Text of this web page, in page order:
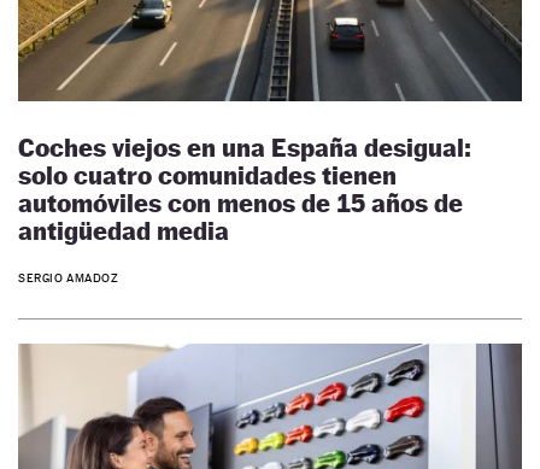
Coches viejos en una España desigual:
solo cuatro comunidades tienen
automóviles con menos de 15 años de
antigüedad media
SERGIO AMADOZ